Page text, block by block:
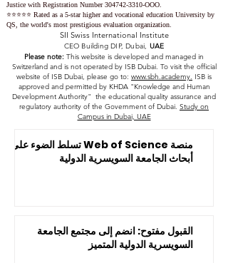
Justice with Registration Number304742-3310-OOO.
⭐️⭐️⭐️⭐️⭐️ Rated as a 5-star higher and vocational education University by
QS, the world's most prestigious evaluation organization.
SII Swiss International Institute
CEO Building DIP, Dubai, UAE
Please note: This website is developed and managed in
Switzerland and is not operated by ISB Dubai. To visit the official
website of ISB Dubai, please go to: www.sbh.academy. ISB is
approved and permitted by KHDA "Knowledge and Human
Development Authority" the educational quality assurance and
regulatory authority of the Government of Dubai. Study on
Campus in Dubai, UAE
منصة Web of Science تسلط الضوء على
أبحاث الجامعة السويسرية الدولية
القبول مفتوح: انضم إلى مجتمع الجامعة
السويسرية الدولية المتميز